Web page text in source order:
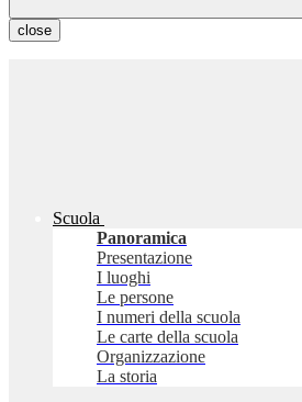
close
Scuola
Panoramica
Presentazione
I luoghi
Le persone
I numeri della scuola
Le carte della scuola
Organizzazione
La storia